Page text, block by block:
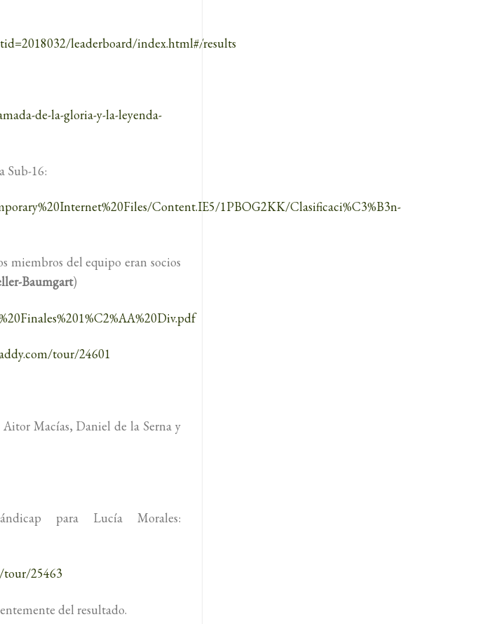
leaderboard/index.html#/results
de-la-gloria-y-la-leyenda-
Sub-16:
Content.IE5/1PBOG2KK/Clasificaci%C3%B3n-
miembros del equipo eran socios
Baumgart)
tour/24601
Macías, Daniel de la Serna y
para Lucía Morales:
tour/25463
del resultado.